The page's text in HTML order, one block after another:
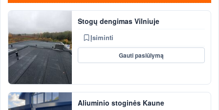
Stogų dengimas Vilniuje
Įsiminti
Gauti pasiūlymą
Aliuminio stoginės Kaune